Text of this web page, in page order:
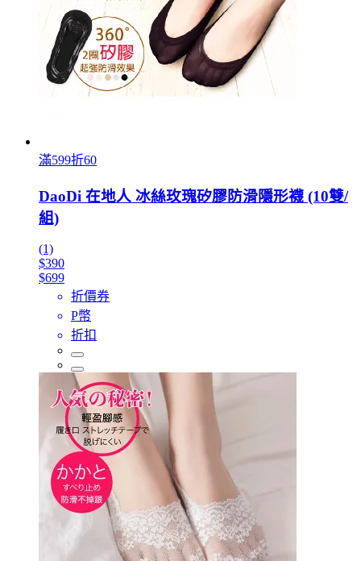
滿599折60
DaoDi 在地人 冰絲玫瑰矽膠防滑隱形襪 (10雙/
組)
(1)
$390
$699
折價券
P幣
折扣